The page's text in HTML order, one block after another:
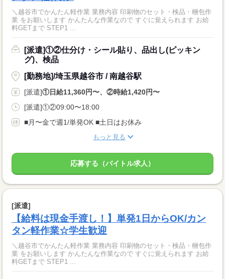
＼越谷市でかんたん軽作業 業務内容 印刷物のセット・検品・梱包作
業 をお願いします かんたんな作業なので すぐに覚えられます お給
料GETまで STEP1 ...
[派遣]①②仕分け・シール貼り、品出し(ピッキン
グ)、検品
[勤務地]/埼玉県越谷市 / 南越谷駅
[派遣]①日給11,360円〜、②時給1,420円〜
[派遣]①②09:00〜18:00
■月〜金で週1/単発OK ■土日はお休み
もっと見る
応募する（バイトル求人）
[派遣]
【給料は現金手渡し！】単発1日からOK/カン
タン軽作業☆学生歓迎
＼越谷市でかんたん軽作業 業務内容 印刷物のセット・検品・梱包作
業 をお願いします かんたんな作業なので すぐに覚えられます お給
料GETまで STEP1 ...